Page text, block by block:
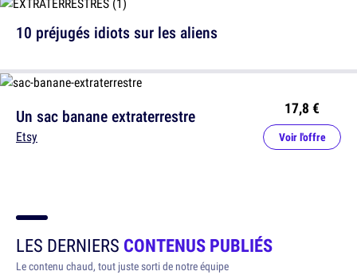
Un sac banane extraterrestre
Etsy
17,8 €
Voir l'offre
10 préjugés idiots sur les aliens
LES DERNIERS CONTENUS PUBLIÉS
Le contenu chaud, tout juste sorti de notre équipe